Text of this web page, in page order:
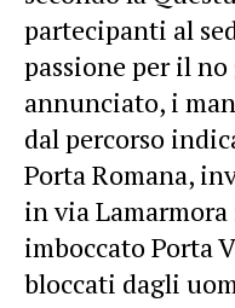
partecipanti al
passione per il no
annunciato, i
dal percorso
Porta Romana,
in via
imboccato Porta
bloccati dagli